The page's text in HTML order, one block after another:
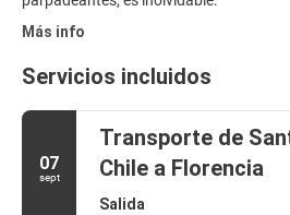
Más info
Servicios incluidos
07
sept
Transporte de
Chile a Florencia
Salida